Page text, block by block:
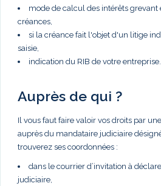
mode de calcul des intérêts
créances,
si la créance fait l'objet d'un litige
saisie,
indication du RIB de votre entreprise.
Auprès de qui ?
Il vous faut faire valoir vos droits par
auprès du mandataire judiciaire
trouverez ses coordonnées :
dans le courrier d’invitation à
judiciaire,